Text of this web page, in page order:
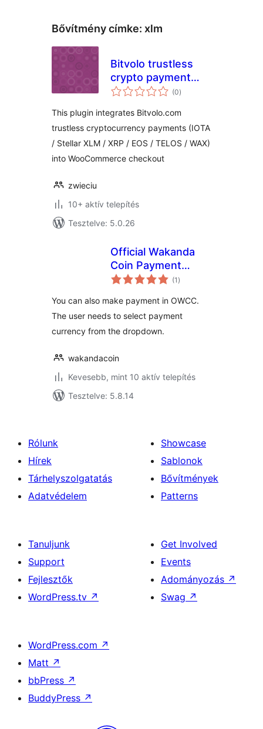
Bővítmény címke: xlm
Bitvolo trustless
crypto payment
gateway for (0értékelés
összesen
)
This plugin integrates Bitvolo.com
trustless cryptocurrency payments (IOTA
/ Stellar XLM / XRP / EOS / TELOS / WAX)
into WooCommerce checkout
zwieciu
10+ aktív telepítés
Tesztelve: 5.0.26
Official Wakanda
Coin Payment
Gateway for (1 értékelés
összesen
)
You can also make payment in OWCC.
The user needs to select payment
currency from the dropdown.
wakandacoin
Kevesebb, mint 10 aktív telepítés
Tesztelve: 5.8.14
Rólunk
Hírek
Tárhelyszolgatatás
Adatvédelem
Showcase
Sablonok
Bővítmények
Patterns
Tanuljunk
Support
Fejlesztők
WordPress.tv ↗
Get Involved
Events
Adományozás ↗
Swag ↗
WordPress.com ↗
Matt ↗
bbPress ↗
BuddyPress ↗